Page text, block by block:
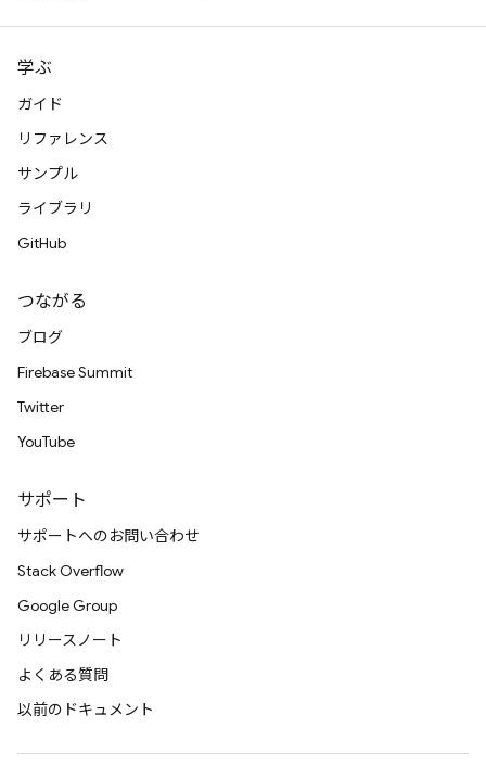
学ぶ
ガイド
リファレンス
サンプル
ライブラリ
GitHub
つながる
ブログ
Firebase Summit
Twitter
YouTube
サポート
サポートへのお問い合わせ
Stack Overflow
Google Group
リリースノート
よくある質問
以前のドキュメント